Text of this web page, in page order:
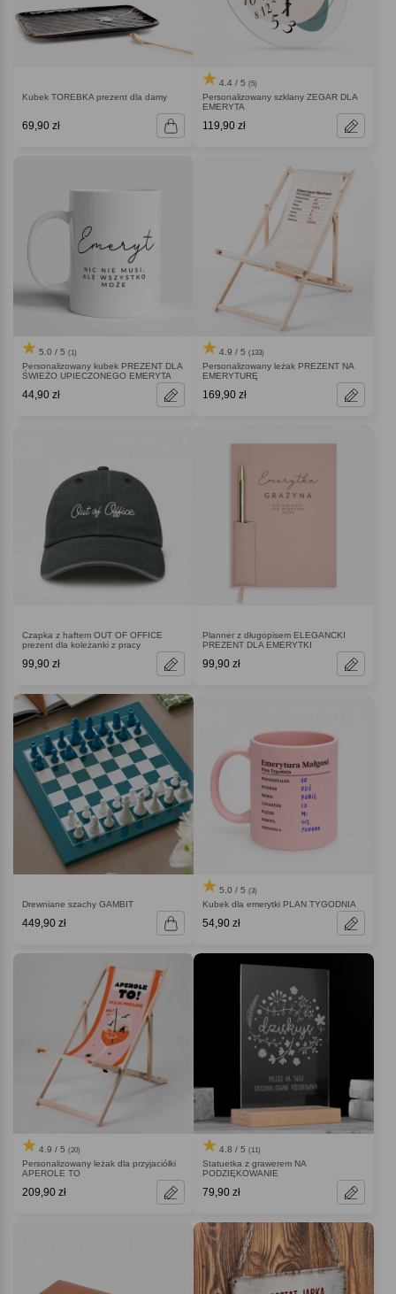
Kubek TOREBKA prezent dla damy
69,90 zł
4.4 / 5 (5)
Personalizowany szklany ZEGAR DLA
EMERYTA
119,90 zł
5.0 / 5 (1)
Personalizowany kubek PREZENT DLA
ŚWIEŻO UPIECZONEGO EMERYTA
44,90 zł
4.9 / 5 (133)
Personalizowany leżak PREZENT NA
EMERYTURĘ
169,90 zł
Czapka z haftem OUT OF OFFICE
prezent dla koleżanki z pracy
99,90 zł
Planner z długopisem ELEGANCKI
PREZENT DLA EMERYTKI
99,90 zł
Drewniane szachy GAMBIT
449,90 zł
5.0 / 5 (3)
Kubek dla emerytki PLAN TYGODNIA
54,90 zł
4.9 / 5 (20)
Personalizowany leżak dla przyjaciółki
APEROLE TO
209,90 zł
4.8 / 5 (11)
Statuetka z grawerem NA
PODZIĘKOWANIE
79,90 zł